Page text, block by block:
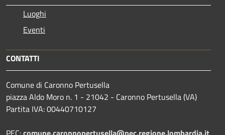
Luoghi
Eventi
CONTATTI
Comune di Caronno Pertusella
piazza Aldo Moro n. 1 - 21042 - Caronno Pertusella (VA)
Partita IVA: 00440710127